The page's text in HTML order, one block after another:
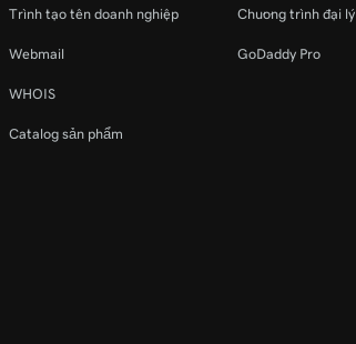
Trình tạo tên doanh nghiệp
Webmail
WHOIS
Catalog sản phẩm
Chương trình đại lý
GoDaddy Pro